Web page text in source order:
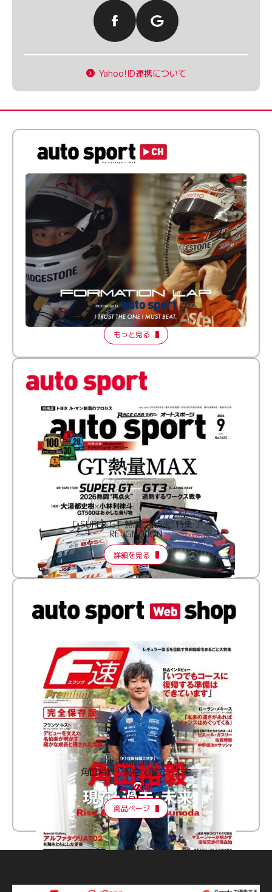
Yahoo!ID連携について
倒す相手を、信じてる。小林利徠斗 × 野村勇斗
【FORMATION LAP Produced by auto sport】
2026 Episode 2
もっと見る
［ SUPER GT 熱闘“再点火”特集 ］
RE:IGNITION
詳細を見る
F速 Premium Vol.3
角田裕毅 現在・過去・未来
2,100円
商品ページ